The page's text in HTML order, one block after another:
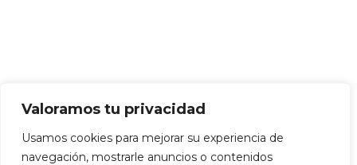
Valoramos tu privacidad
Usamos cookies para mejorar su experiencia de
navegación, mostrarle anuncios o contenidos